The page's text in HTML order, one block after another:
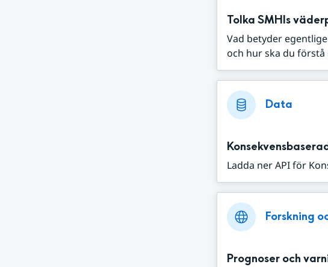
Tolka SMHIs
Vad betyder
och hur ska du
Data
Ladda ner API för
Forskning
Prognoser och